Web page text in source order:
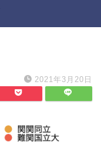
2021年3月20日